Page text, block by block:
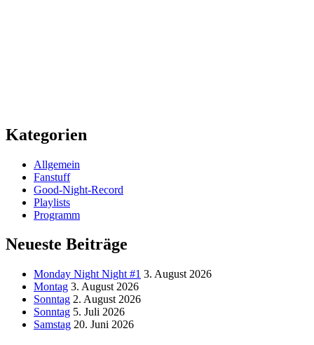
Kategorien
Allgemein
Fanstuff
Good-Night-Record
Playlists
Programm
Neueste Beiträge
Monday Night Night #1 3. August 2026
Montag 3. August 2026
Sonntag 2. August 2026
Sonntag 5. Juli 2026
Samstag 20. Juni 2026